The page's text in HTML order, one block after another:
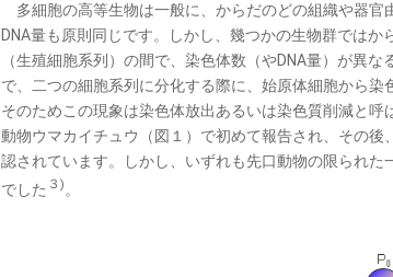
多細胞の高等生物は一般に、からだのどの組織や器官
DNA量も原則同じです。しかし、幾つかの生物群では
（生殖細胞系列）の間で、染色体数（やDNA量）が異
で、二つの細胞系列に分化する際に、始原体細胞から染
そのためこの現象は染色体放出あるいは染色質削減と
動物ウマカイチュウ（図１）で初めて報告され、その
認されています。しかし、いずれも先口動物の限られ
でした ３) 。